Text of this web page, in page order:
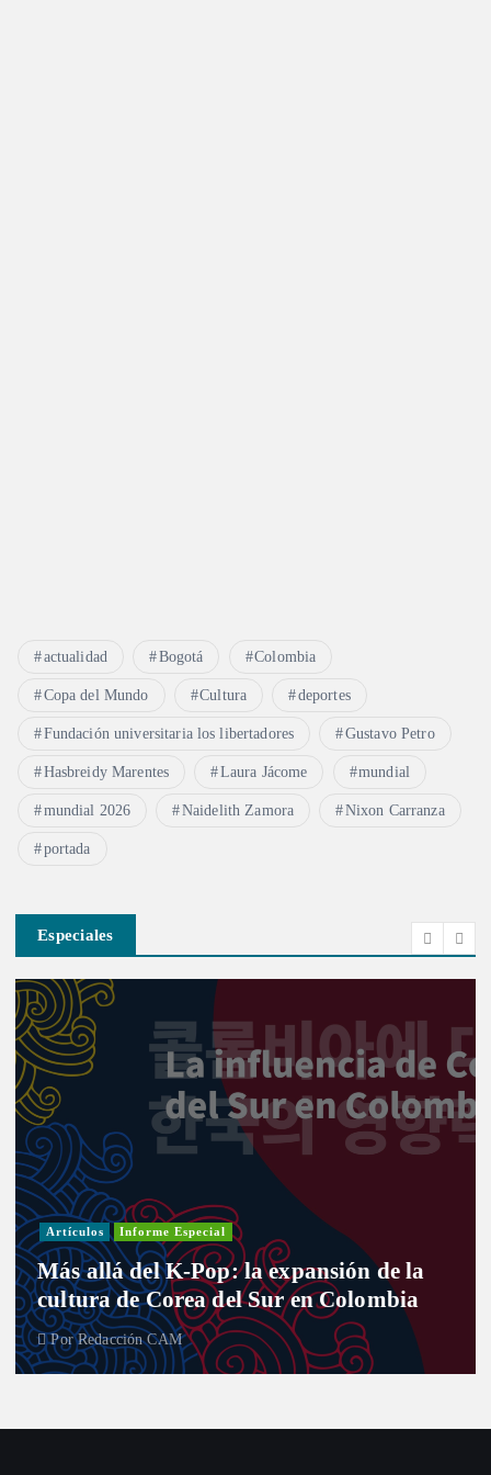
actualidad Bogotá Colombia
Copa del Mundo Cultura deportes
Fundación universitaria los libertadores Gustavo Petro
Hasbreidy Marentes Laura Jácome mundial
mundial 2026 Naidelith Zamora Nixon Carranza
portada
Especiales
Artículos Informe Especial
Más allá del K-Pop: la expansión de la
cultura de Corea del Sur en Colombia
PorRedacción CAM